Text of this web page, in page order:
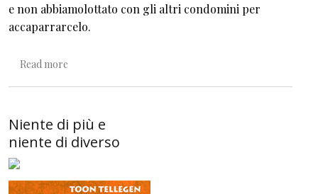
e non abbiamolottato con gli altri condomini per
accaparrarcelo.
Read more
Niente di più e
niente di diverso